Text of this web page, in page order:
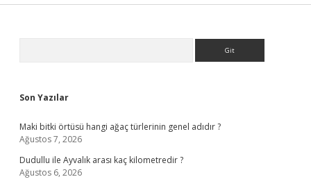
Son Yazılar
Maki bitki örtüsü hangi ağaç türlerinin genel adıdır ?
Ağustos 7, 2026
Dudullu ile Ayvalık arası kaç kilometredir ?
Ağustos 6, 2026